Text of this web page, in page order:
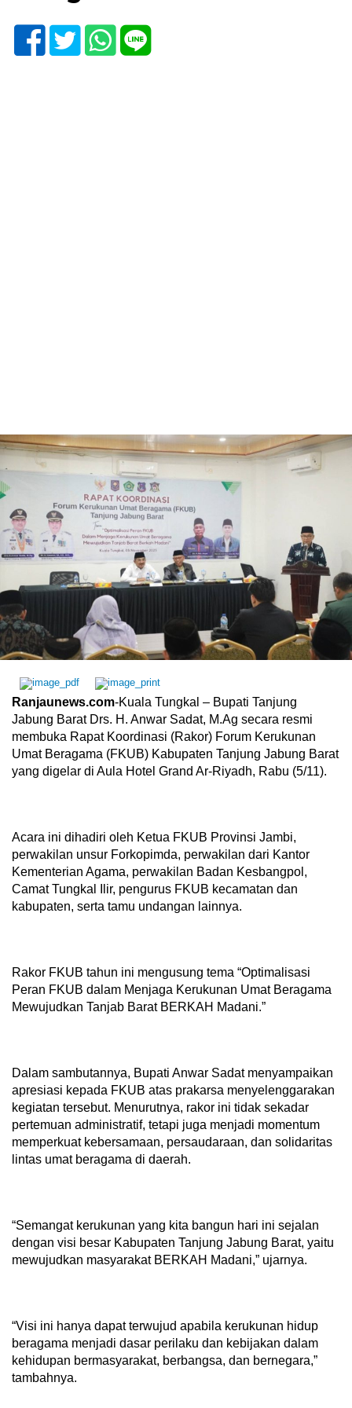
Ranjaunews.com-Kuala Tungkal – Bupati Tanjung
Jabung Barat Drs. H. Anwar Sadat, M.Ag secara resmi
membuka Rapat Koordinasi (Rakor) Forum Kerukunan
Umat Beragama (FKUB) Kabupaten Tanjung Jabung Barat
yang digelar di Aula Hotel Grand Ar-Riyadh, Rabu (5/11).
Acara ini dihadiri oleh Ketua FKUB Provinsi Jambi,
perwakilan unsur Forkopimda, perwakilan dari Kantor
Kementerian Agama, perwakilan Badan Kesbangpol,
Camat Tungkal Ilir, pengurus FKUB kecamatan dan
kabupaten, serta tamu undangan lainnya.
Rakor FKUB tahun ini mengusung tema “Optimalisasi
Peran FKUB dalam Menjaga Kerukunan Umat Beragama
Mewujudkan Tanjab Barat BERKAH Madani.”
Dalam sambutannya, Bupati Anwar Sadat menyampaikan
apresiasi kepada FKUB atas prakarsa menyelenggarakan
kegiatan tersebut. Menurutnya, rakor ini tidak sekadar
pertemuan administratif, tetapi juga menjadi momentum
memperkuat kebersamaan, persaudaraan, dan solidaritas
lintas umat beragama di daerah.
“Semangat kerukunan yang kita bangun hari ini sejalan
dengan visi besar Kabupaten Tanjung Jabung Barat, yaitu
mewujudkan masyarakat BERKAH Madani,” ujarnya.
“Visi ini hanya dapat terwujud apabila kerukunan hidup
beragama menjadi dasar perilaku dan kebijakan dalam
kehidupan bermasyarakat, berbangsa, dan bernegara,”
tambahnya.